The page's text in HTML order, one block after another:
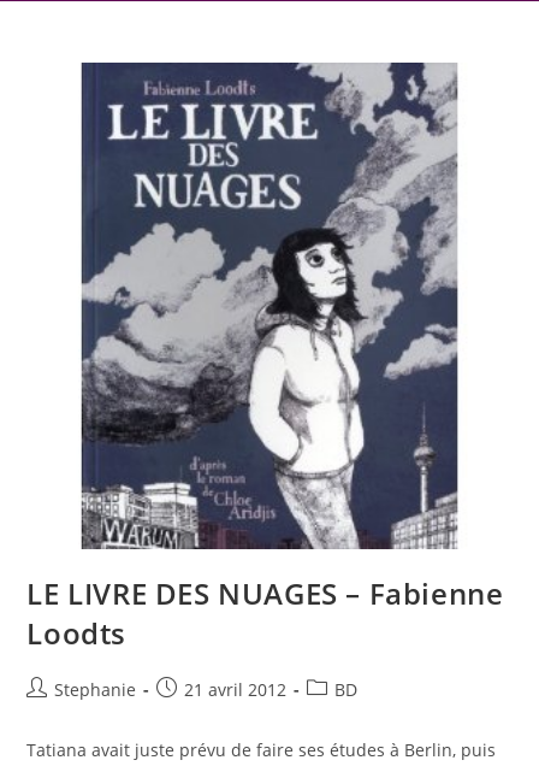
LE LIVRE DES NUAGES – Fabienne
Loodts
Stephanie 21 avril 2012 BD
Tatiana avait juste prévu de faire ses études à Berlin, puis